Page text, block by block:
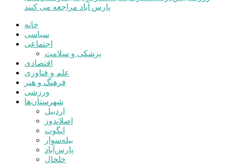
پارس آباد مراجعه می کنند
خانه
سیاسی
اجتماعی
پزشکی و سلامت
اقتصادی
علم و فناوری
فرهنگ و هنر
ورزشی
شهرستان‌ها
اردبیل
اصلاندوز
انگوت
بیله‌سوار
پارس‌آباد
خلخال